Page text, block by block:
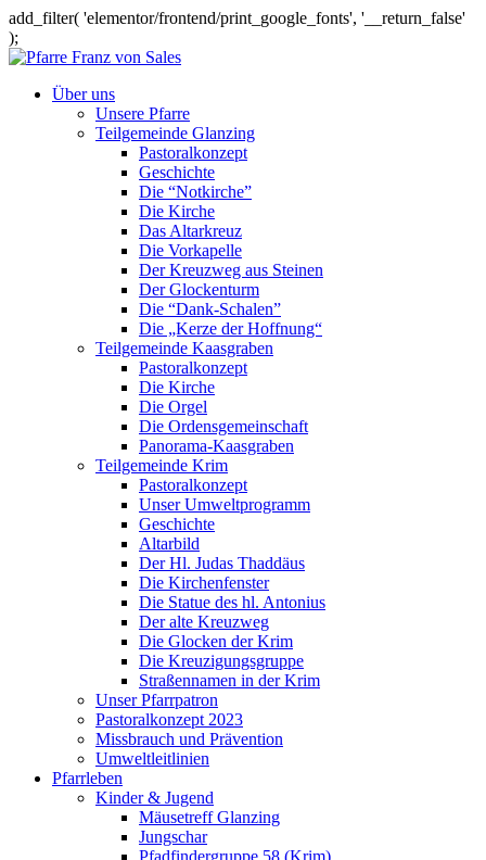
add_filter( 'elementor/frontend/print_google_fonts', '__return_false'
);
Über uns
Unsere Pfarre
Teilgemeinde Glanzing
Pastoralkonzept
Geschichte
Die “Notkirche”
Die Kirche
Das Altarkreuz
Die Vorkapelle
Der Kreuzweg aus Steinen
Der Glockenturm
Die “Dank-Schalen”
Die „Kerze der Hoffnung“
Teilgemeinde Kaasgraben
Pastoralkonzept
Die Kirche
Die Orgel
Die Ordensgemeinschaft
Panorama-Kaasgraben
Teilgemeinde Krim
Pastoralkonzept
Unser Umweltprogramm
Geschichte
Altarbild
Der Hl. Judas Thaddäus
Die Kirchenfenster
Die Statue des hl. Antonius
Der alte Kreuzweg
Die Glocken der Krim
Die Kreuzigungsgruppe
Straßennamen in der Krim
Unser Pfarrpatron
Pastoralkonzept 2023
Missbrauch und Prävention
Umweltleitlinien
Pfarrleben
Kinder & Jugend
Mäusetreff Glanzing
Jungschar
Pfadfindergruppe 58 (Krim)